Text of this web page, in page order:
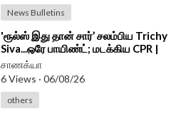
News Bulletins
⁣'ரூல்ஸ் இது தான் சார்’ சலம்பிய Trichy
Siva...ஒரே பாயிண்ட்; மடக்கிய CPR |
Parliament 2026
சாணக்யா
6 Views · 06/08/26
others